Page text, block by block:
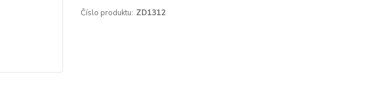
Číslo produktu: ZD1312